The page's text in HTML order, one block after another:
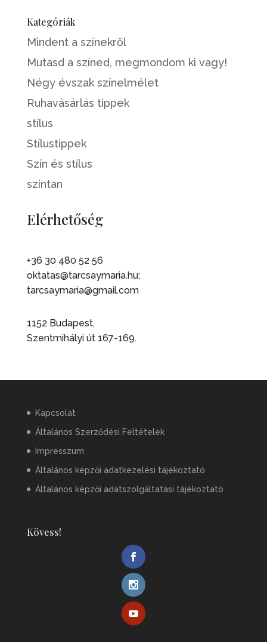
Kategóriák
Mindent a színekről
Mutasd a színed, megmondom ki vagy!
Négy évszak színelmélet
Ruhavásárlás tippek
stílus
Stílustippek
Szín és stílus
színtan
Elérhetőség
+36 30 480 52 56
oktatas@tarcsaymaria.hu;
tarcsaymaria@gmail.com
1152 Budapest,
Szentmihályi út 167-169.
Kapcsolat
Általános Szerződési Feltételek
Impresszum
Általános képzői adatkezelési tájékoztató
Általános képzői adatszolgáltatási tájékoztató
Kövess!